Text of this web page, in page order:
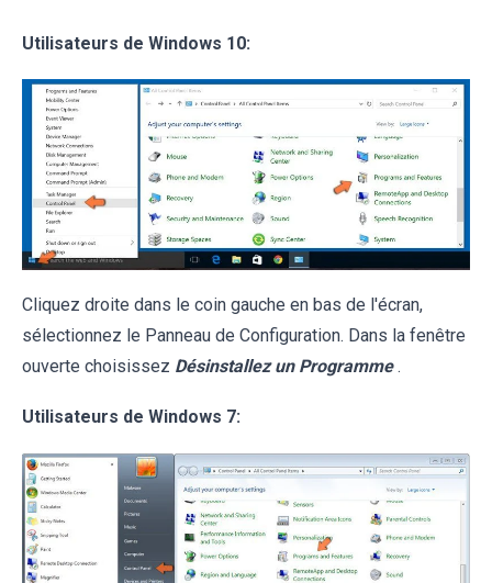
Utilisateurs de Windows 10:
Cliquez droite dans le coin gauche en bas de l'écran,
sélectionnez le Panneau de Configuration. Dans la fenêtre
ouverte choisissez Désinstallez un Programme .
Utilisateurs de Windows 7: